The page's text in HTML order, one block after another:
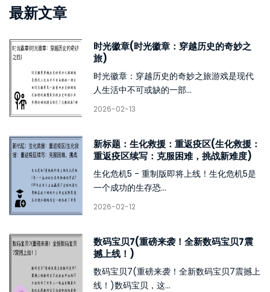
最新文章
时光徽章(时光徽章：穿越历史的奇妙之
旅)
时光徽章：穿越历史的奇妙之旅游戏是现代
人生活中不可或缺的一部...
2026-02-13
新标题：生化救援：重返疫区(生化救援：
重返疫区续写：克服困难，挑战新难度)
生化危机5 - 重制版即将上线！生化危机5是
一个成功的生存恐...
2026-02-12
数码宝贝7(重磅来袭！全新数码宝贝7震
撼上线！)
数码宝贝7(重磅来袭！全新数码宝贝7震撼上
线！)数码宝贝，这...